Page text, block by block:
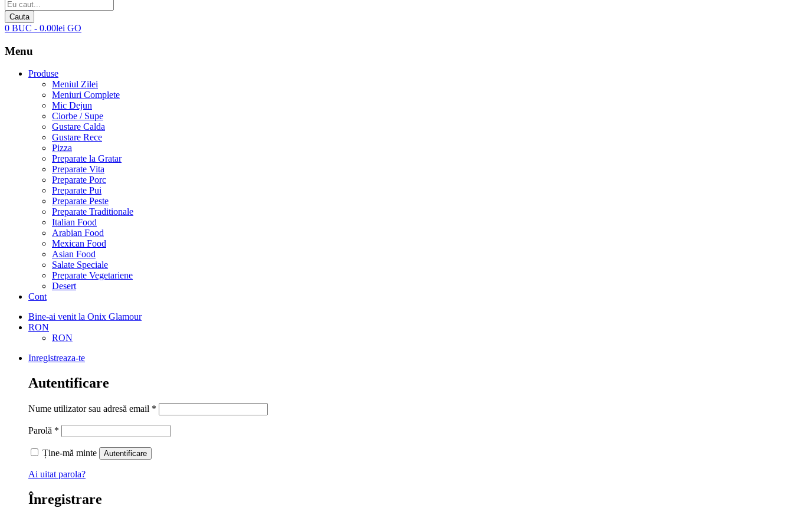
Cauta
0 BUC - 0.00lei GO
Menu
Produse
Meniul Zilei
Meniuri Complete
Mic Dejun
Ciorbe / Supe
Gustare Calda
Gustare Rece
Pizza
Preparate la Gratar
Preparate Vita
Preparate Porc
Preparate Pui
Preparate Peste
Preparate Traditionale
Italian Food
Arabian Food
Mexican Food
Asian Food
Salate Speciale
Preparate Vegetariene
Desert
Cont
Bine-ai venit la Onix Glamour
RON
RON
Inregistreaza-te
Autentificare
Nume utilizator sau adresă email *
Parolă *
Ține-mă minte Autentificare
Ai uitat parola?
Înregistrare